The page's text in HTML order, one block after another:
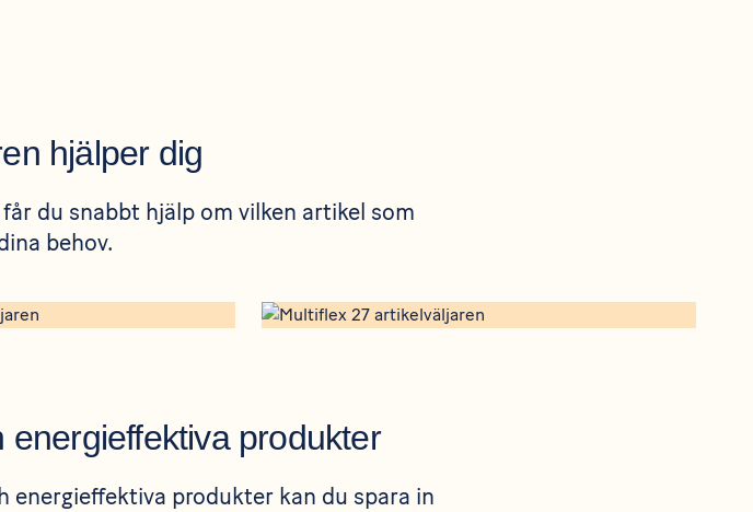
hjälper dig
du snabbt hjälp om vilken artikel som
behov.
golvvarme/cable-kit-200#artikelvaljarenhttps://www.ebeco.se/produkter/snosmaltning-mark/
produkter
energieffektiva produkter kan du spara in